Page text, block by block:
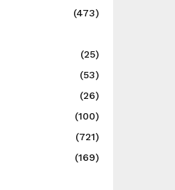
(473)
(25)
(53)
(26)
(100)
(721)
(169)